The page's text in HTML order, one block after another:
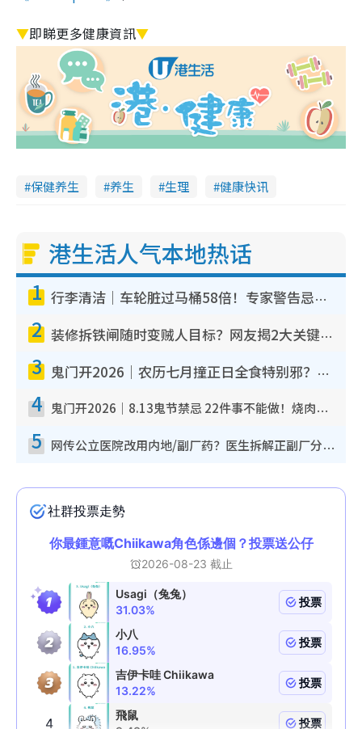
▼即睇更多健康資訊▼
保健养生 养生 生理 健康快讯
港生活人气本地热话
1 行李清洁｜车轮脏过马桶58倍！专家警告忌用酒精擦 教1招免脏手除菌
2 装修拆铁闸随时变贼人目标？网友揭2大关键用途：装新款等于白装？附新旧铁闸分别
3 鬼门开2026｜农历七月撞正日全食特别邪？专家警告切忌做一事！揭4大禁忌+2招保平安
4 鬼门开2026｜8.13鬼节禁忌 22件事不能做！烧肉、刺身要少食？半夜勿吹口哨/打给个电话
5 网传公立医院改用内地/副厂药？医生拆解正副厂分别，揭4类人换药随时出事